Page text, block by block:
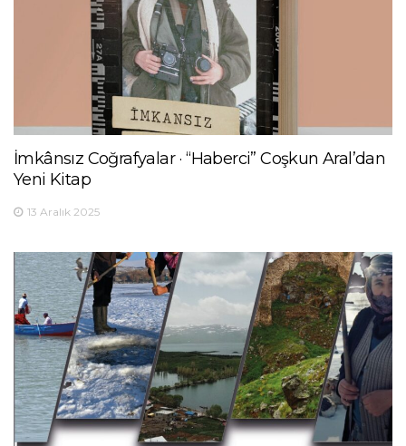
İmkânsız Coğrafyalar · “Haberci” Coşkun Aral’dan
Yeni Kitap
13 Aralık 2025